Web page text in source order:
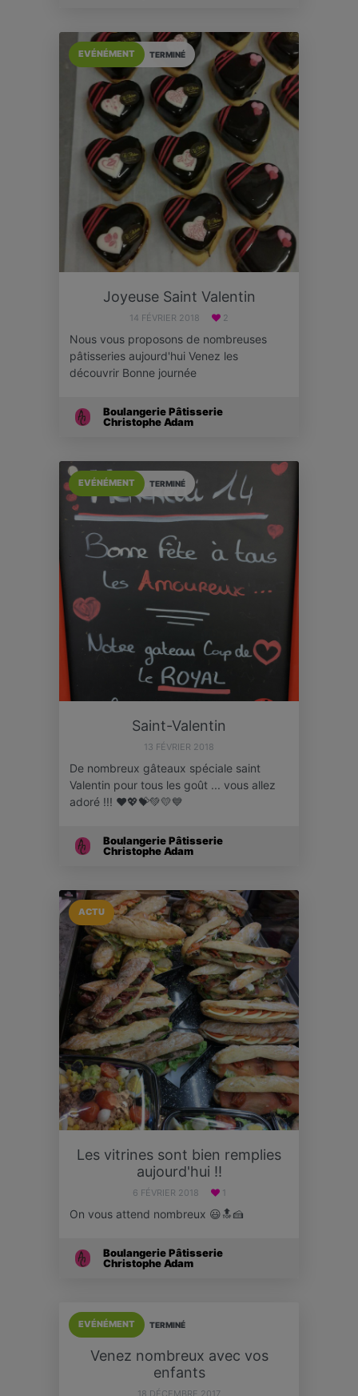
TERMINÉ
EVÉNÉMENT
Joyeuse Saint Valentin
14 FÉVRIER 2018 2
Nous vous proposons de nombreuses
pâtisseries aujourd'hui Venez les
découvrir Bonne journée
Boulangerie Pâtisserie
Christophe Adam
TERMINÉ
EVÉNÉMENT
Saint-Valentin
13 FÉVRIER 2018
De nombreux gâteaux spéciale saint
Valentin pour tous les goût ... vous allez
adoré !!! ❤💖💝💚💛💙
Boulangerie Pâtisserie
Christophe Adam
ACTU
Les vitrines sont bien remplies
aujourd'hui !!
6 FÉVRIER 2018 1
On vous attend nombreux 😃🔝🍰
Boulangerie Pâtisserie
Christophe Adam
TERMINÉ
EVÉNÉMENT
Venez nombreux avec vos
enfants
18 DÉCEMBRE 2017